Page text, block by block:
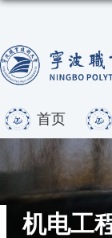
首页
机电工